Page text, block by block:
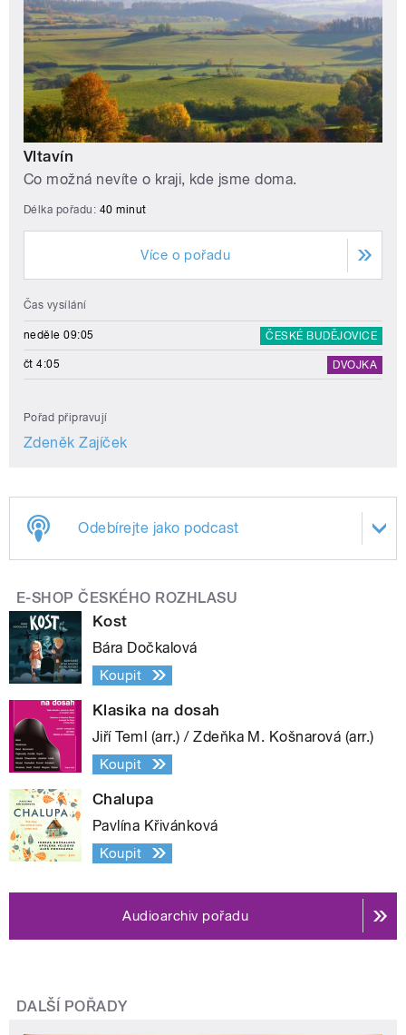
Vltavín
Co možná nevíte o kraji, kde jsme doma.
Délka pořadu: 40 minut
Více o pořadu
Čas vysílání
neděle 09:05 ČESKÉ BUDĚJOVICE
čt 4:05 DVOJKA
Pořad připravují
Zdeněk Zajíček
Odebírejte jako podcast
E-SHOP ČESKÉHO ROZHLASU
Kost
Bára Dočkalová
Koupit
Klasika na dosah
Jiří Teml (arr.) / Zdeňka M. Košnarová (arr.)
Koupit
Chalupa
Pavlína Křivánková
Koupit
Audioarchiv pořadu
DALŠÍ POŘADY